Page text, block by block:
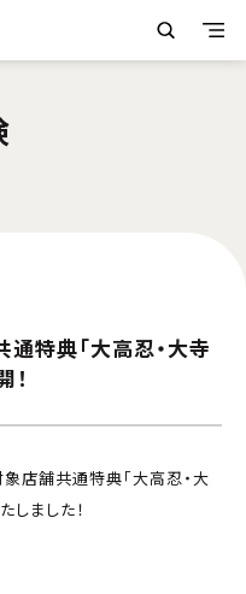
特典「大高忍・大寺
店舗共通特典「大高忍・大
しました！